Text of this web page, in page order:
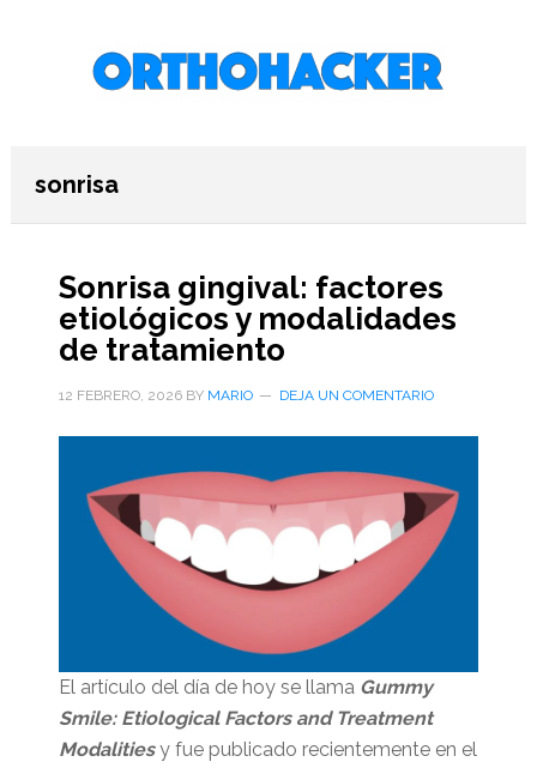
sonrisa
Sonrisa gingival: factores
etiológicos y modalidades
de tratamiento
12 FEBRERO, 2026BY MARIO DEJA UN COMENTARIO
El artículo del día de hoy se llama Gummy
Smile: Etiological Factors and Treatment
Modalitiesy fue publicado recientemente en el